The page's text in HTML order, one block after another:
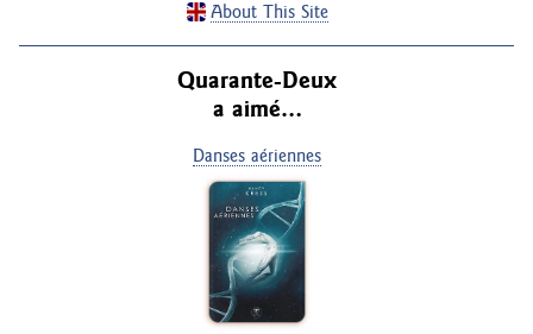
About This Site
Quarante-Deux
a aimé…
Danses aériennes